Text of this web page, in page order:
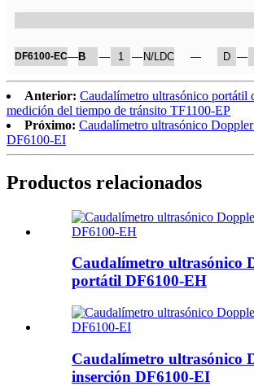
DF6100-EC—B — 1 — N/LDC — D —
Anterior: Caudalímetro ultrasónico portátil
medición del tiempo de tránsito TF1100-EP
Próximo: Caudalímetro ultrasónico
DF6100-EI
Productos relacionados
Caudalímetro ultrasónico
portátil DF6100-EH
Caudalímetro ultrasónico
inserción DF6100-EI